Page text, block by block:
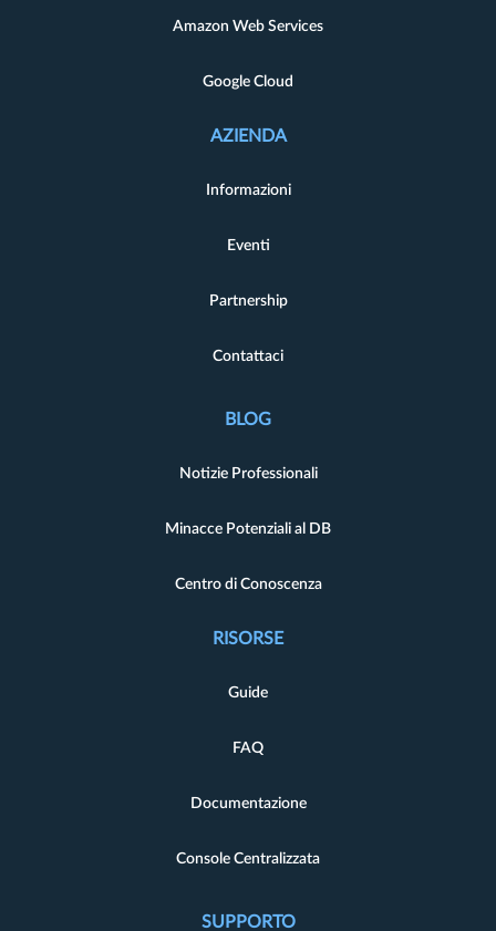
Amazon Web Services
Google Cloud
AZIENDA
Informazioni
Eventi
Partnership
Contattaci
BLOG
Notizie Professionali
Minacce Potenziali al DB
Centro di Conoscenza
RISORSE
Guide
FAQ
Documentazione
Console Centralizzata
SUPPORTO